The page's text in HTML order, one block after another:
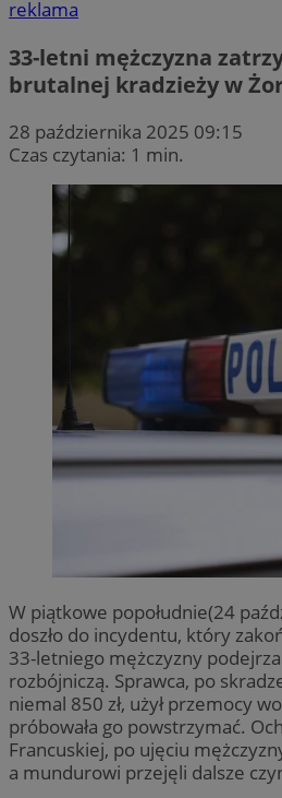
reklama
33-letni mężczyzna
brutalnej kradzieży w
28 października 2025 09:15
Czas czytania: 1 min.
W piątkowe popołudnie(24
doszło do incydentu, który
33-letniego mężczyzny
rozbójniczą. Sprawca, po
niemal 850 zł, użył przemocy
próbowała go powstrzymać.
Francuskiej, po ujęciu
a mundurowi przejęli dalsze